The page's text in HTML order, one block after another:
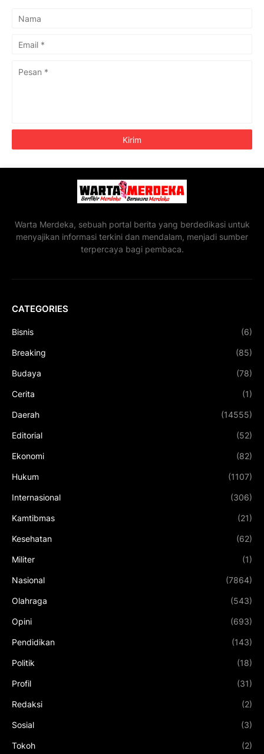
Warta Merdeka, sebuah portal berita yang berdedikasi untuk
menyajikan informasi terkini dan mendalam, menjadi sumber
terpercaya bagi pembaca.
CATEGORIES
Bisnis (6)
Breaking (85)
Budaya (78)
Cerita (1)
Daerah (14555)
Editorial (52)
Ekonomi (82)
Hukum (1107)
Internasional (306)
Kamtibmas (21)
Kesehatan (62)
Militer (1)
Nasional (7864)
Olahraga (543)
Opini (693)
Pendidikan (143)
Politik (18)
Profil (31)
Redaksi (2)
Sosial (3)
Tokoh (2)